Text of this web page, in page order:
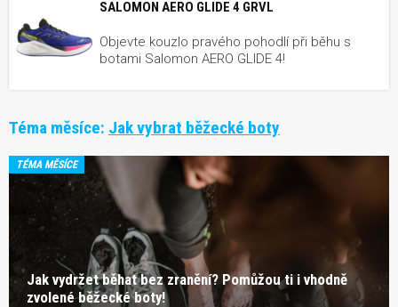
SALOMON AERO GLIDE 4 GRVL
Objevte kouzlo pravého pohodlí při běhu s
botami Salomon AERO GLIDE 4!
Téma měsíce: Jak vybrat běžecké boty
TÉMA MĚSÍCE
Jak vydržet běhat bez zranění? Pomůžou ti i vhodně
zvolené běžecké boty!